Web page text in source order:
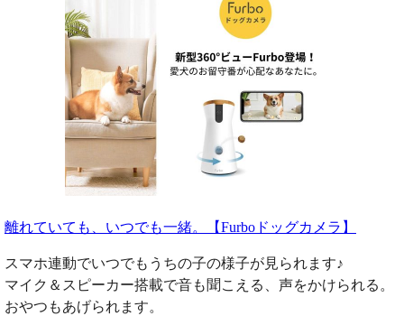
離れていても、いつでも一緒。【Furboドッグカメラ】
スマホ連動でいつでもうちの子の様子が見られます♪
マイク＆スピーカー搭載で音も聞こえる、声をかけられる。
おやつもあげられます。